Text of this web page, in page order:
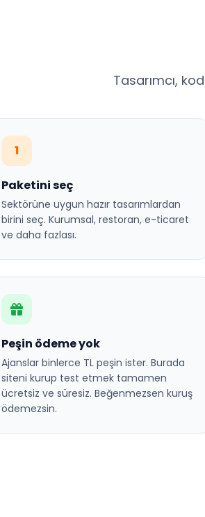
Tasarımcı,
1
Paketini seç
Sektörüne uygun hazır tasarımlardan
birini seç. Kurumsal, restoran, e-ticaret
ve daha fazlası.
Peşin ödeme yok
Ajanslar binlerce TL peşin ister. Burada
siteni kurup test etmek tamamen
ücretsiz ve süresiz. Beğenmezsen kuruş
ödemezsin.